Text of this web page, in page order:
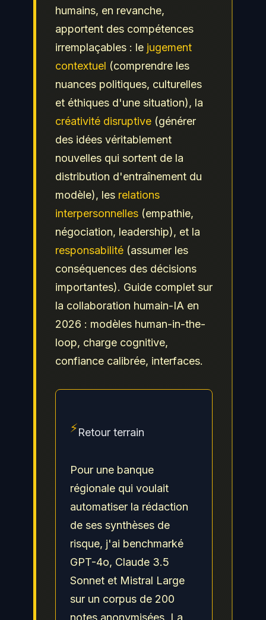
humains, en revanche,
apportent des compétences
irremplaçables : le jugement
contextuel (comprendre les
nuances politiques, culturelles
et éthiques d'une situation), la
créativité disruptive (générer
des idées véritablement
nouvelles qui sortent de la
distribution d'entraînement du
modèle), les relations
interpersonnelles (empathie,
négociation, leadership), et la
responsabilité (assumer les
conséquences des décisions
importantes). Guide complet sur
la collaboration humain-IA en
2026 : modèles human-in-the-
loop, charge cognitive,
confiance calibrée, interfaces.
⚡Retour terrain
Pour une banque
régionale qui voulait
automatiser la rédaction
de ses synthèses de
risque, j'ai benchmarké
GPT-4o, Claude 3.5
Sonnet et Mistral Large
sur un corpus de 200